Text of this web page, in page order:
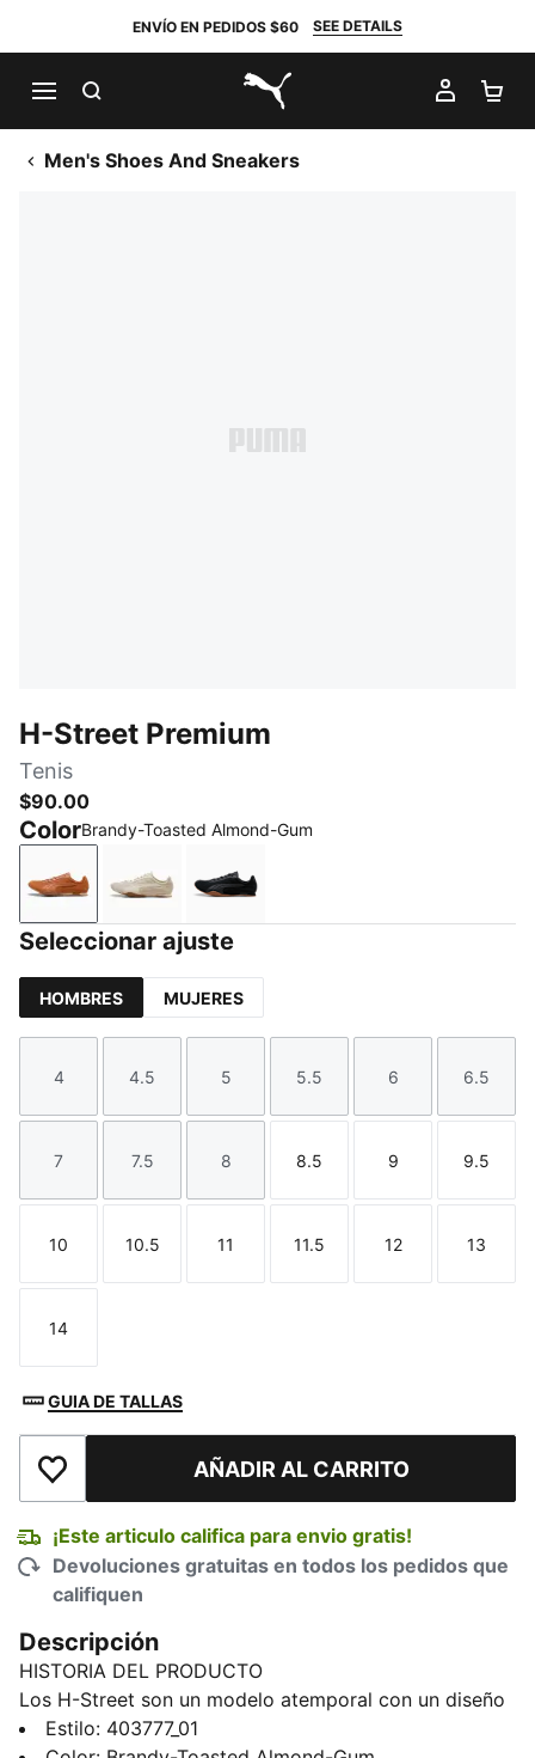
ENVÍO EN PEDIDOS $60 SEE DETAILS
PUMA.com
MI
Men's Shoes And Sneakers
H-Street Premium
Tenis
$90.00
ColorBrandy-Toasted Almond-Gum
Brandy-Toasted Almond-Gum
Alpine Snow-Warm White-Gum
PUMA Black-Shadow Gray-Gum
Seleccionar ajuste
HOMBRES MUJERES
Talla
4
Talla
4.5
Talla
5
Talla
5.5
Talla
6
Talla
6.5
Talla
7
Talla
7.5
Talla
8
Talla
8.5
Talla
9
Talla
9.5
Talla
10
Talla
10.5
Talla
11
Talla
11.5
Talla
12
Talla
13
Talla
14
GUIA DE TALLAS
Añadir a la lista de deseosAÑADIR AL CARRITO
¡Este articulo califica para envio gratis!
Devoluciones gratuitas en todos los pedidos que
califiquen
Descripción
HISTORIA DEL PRODUCTO
Los H-Street son un modelo atemporal con un diseño
inspirado en las PUMA Harambee, los icónicos tenis
Estilo: 403777_01